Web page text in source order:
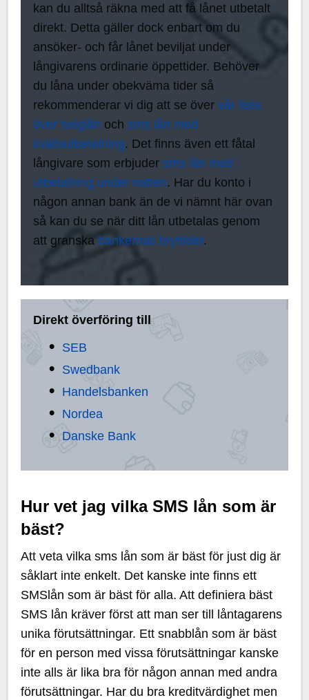
kan du alltså räkna med att få lånet utbetalt
direkt. Detta gäller dock enbart om du
ansöker- och får lånet beviljat under
långivarens ordinarie öppettider. Behöver
du låna under obekväma tider så
rekommenderar vi dig att se övervår lista
över helglån och sms lån med
kvällsutbetalning. Det finns även ett fåtal
långivare som erbjuder sms lån med
utbetalning under natten. Har du konto i
någon annan bank än de vi nämnt här ovan
så kan du se när ditt lån utbetalas genom
att granska bankernas bryttider.
Direkt överföring till
SEB
Swedbank
Handelsbanken
Nordea
Danske Bank
Hur vet jag vilka SMS lån som är
bäst?
Att veta vilka sms lån som är bäst för just dig är
såklart inte enkelt. Det kanske inte finns ett
SMSlån som är bäst för alla. Att definiera bäst
SMS lån kräver först att man ser till låntagarens
unika förutsättningar. Ett snabblån som är bäst
för en person med vissa förutsättningar kanske
inte alls är lika bra för någon annan med andra
förutsättningar. Har du bra kreditvärdighet men